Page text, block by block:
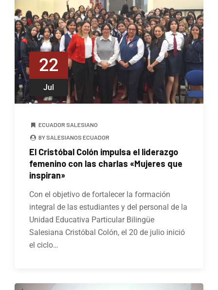
22
Jul
ECUADOR SALESIANO
BY SALESIANOS ECUADOR
El Cristóbal Colón impulsa el liderazgo
femenino con las charlas «Mujeres que
inspiran»
Con el objetivo de fortalecer la formación
integral de las estudiantes y del personal de la
Unidad Educativa Particular Bilingüe
Salesiana Cristóbal Colón, el 20 de julio inició
el ciclo…